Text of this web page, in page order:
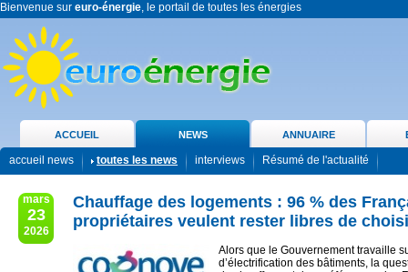
Bienvenue sur euro-énergie, le portail de toutes les énergies
ACCUEIL NEWS ANNUAIRE
accueil news toutes les news interviews Résumé de l'actualité
mars
23
2026
Chauffage des logements : 96 % des
propriétaires veulent rester libres de
Alors que le Gouvernement travaille
d’électrification des bâtiments, la